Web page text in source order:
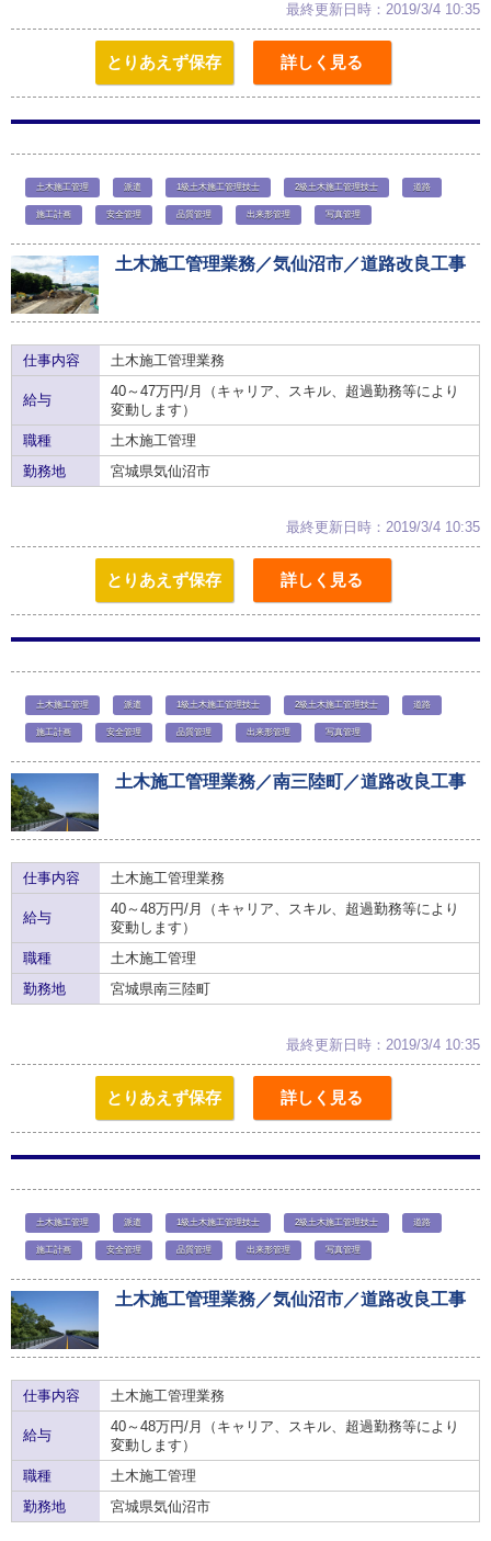
最終更新日時：2019/3/4 10:35
とりあえず保存 詳しく見る
土木施工管理 派遣 1級土木施工管理技士 2級土木施工管理技士 道路
施工計画 安全管理 品質管理 出来形管理 写真管理
土木施工管理業務／気仙沼市／道路改良工事
仕事内容 土木施工管理業務
給与
40～47万円/月（キャリア、スキル、超過勤務等により
変動します）
職種
土木施工管理
勤務地
宮城県気仙沼市
最終更新日時：2019/3/4 10:35
とりあえず保存 詳しく見る
土木施工管理 派遣 1級土木施工管理技士 2級土木施工管理技士 道路
施工計画 安全管理 品質管理 出来形管理 写真管理
土木施工管理業務／南三陸町／道路改良工事
仕事内容 土木施工管理業務
給与
40～48万円/月（キャリア、スキル、超過勤務等により
変動します）
職種
土木施工管理
勤務地
宮城県南三陸町
最終更新日時：2019/3/4 10:35
とりあえず保存 詳しく見る
土木施工管理 派遣 1級土木施工管理技士 2級土木施工管理技士 道路
施工計画 安全管理 品質管理 出来形管理 写真管理
土木施工管理業務／気仙沼市／道路改良工事
仕事内容 土木施工管理業務
給与
40～48万円/月（キャリア、スキル、超過勤務等により
変動します）
職種
土木施工管理
勤務地
宮城県気仙沼市